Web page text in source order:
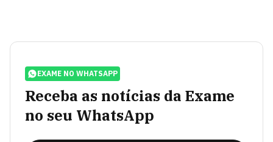
EXAME NO WHATSAPP
Receba as notícias da Exame
no seu WhatsApp